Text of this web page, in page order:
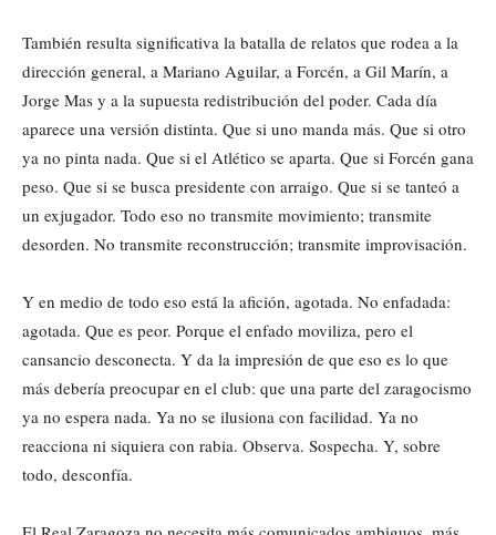
También resulta significativa la batalla de relatos que rodea a la
dirección general, a Mariano Aguilar, a Forcén, a Gil Marín, a
Jorge Mas y a la supuesta redistribución del poder. Cada día
aparece una versión distinta. Que si uno manda más. Que si otro
ya no pinta nada. Que si el Atlético se aparta. Que si Forcén gana
peso. Que si se busca presidente con arraigo. Que si se tanteó a
un exjugador. Todo eso no transmite movimiento; transmite
desorden. No transmite reconstrucción; transmite improvisación.
Y en medio de todo eso está la afición, agotada. No enfadada:
agotada. Que es peor. Porque el enfado moviliza, pero el
cansancio desconecta. Y da la impresión de que eso es lo que
más debería preocupar en el club: que una parte del zaragocismo
ya no espera nada. Ya no se ilusiona con facilidad. Ya no
reacciona ni siquiera con rabia. Observa. Sospecha. Y, sobre
todo, desconfía.